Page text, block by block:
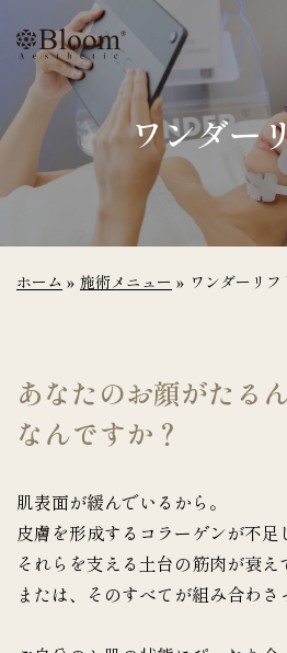
ツ
に
キ
プ
ワンダー
ホーム » 施術メニュー » ワンダーリフ
あなたのお顔がたる
なんですか？
肌表面が緩んでいるから。
皮膚を形成するコラーゲンが不足
それらを支える土台の筋肉が衰え
または、そのすべてが組み合わさ